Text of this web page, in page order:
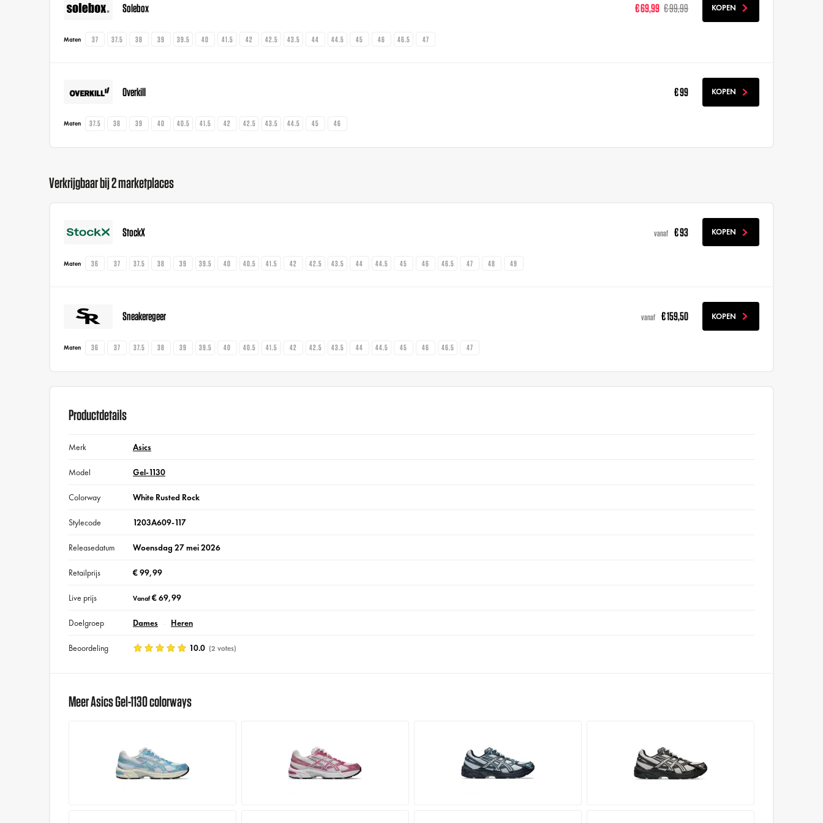
Solebox € 69,99 € 99,99 KOPEN
Maten 37 37.5 38 39 39.5 40 41.5 42 42.5 43.5 44 44.5 45 46 46.5 47
Overkill € 99 KOPEN
Maten 37.5 38 39 40 40.5 41.5 42 42.5 43.5 44.5 45 46
Verkrijgbaar bij 2 marketplaces
StockX vanaf € 93 KOPEN
Maten 36 37 37.5 38 39 39.5 40 40.5 41.5 42 42.5 43.5 44 44.5 45 46 46.5 47 48 49
Sneakeregeer vanaf € 159,50 KOPEN
Maten 36 37 37.5 38 39 39.5 40 40.5 41.5 42 42.5 43.5 44 44.5 45 46 46.5 47
Productdetails
Merk Asics
Model Gel-1130
Colorway White Rusted Rock
Stylecode 1203A609-117
Releasedatum Woensdag 27 mei 2026
Retailprijs € 99,99
Live prijs Vanaf€ 69,99
Doelgroep Dames Heren
Beoordeling 10.0 (2 votes)
Meer Asics Gel-1130 colorways